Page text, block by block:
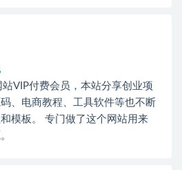
VIP付费会员，本站分享创业项
、电商教程、工具软件等也不断
模板。 专门做了这个网站用来